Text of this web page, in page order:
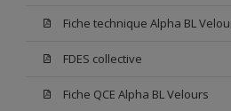
Fiche technique Alpha BL
FDES collective
Fiche QCE Alpha BL Velours